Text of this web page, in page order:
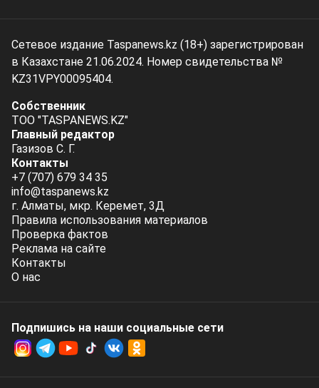
Сетевое издание Taspanews.kz (18+) зарегистрирован
в Казахстане 21.06.2024. Номер свидетельства №
KZ31VPY00095404.
Собственник
ТОО "TASPANEWS.KZ"
Главный редактор
Газизов С. Г.
Контакты
+7 (707) 679 34 35
info@taspanews.kz
г. Алматы, мкр. Керемет, 3Д
Правила использования материалов
Проверка фактов
Реклама на сайте
Контакты
О нас
Подпишись на наши социальные cети